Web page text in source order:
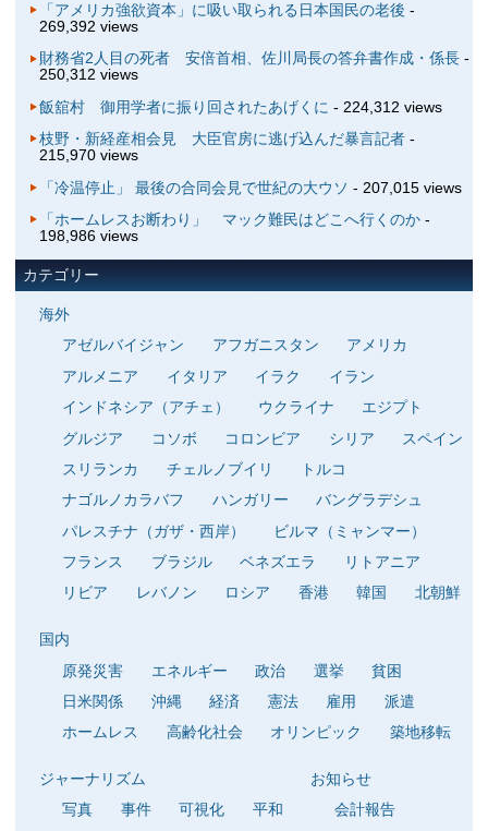
「アメリカ強欲資本」に吸い取られる日本国民の老後 -
269,392 views
財務省2人目の死者 安倍首相、佐川局長の答弁書作成・係長-
250,312 views
飯舘村 御用学者に振り回されたあげくに - 224,312 views
枝野・新経産相会見 大臣官房に逃げ込んだ暴言記者-
215,970 views
「冷温停止」 最後の合同会見で世紀の大ウソ - 207,015 views
「ホームレスお断わり」 マック難民はどこへ行くのか-
198,986 views
カテゴリー
海外
アゼルバイジャン
アフガニスタン
アメリカ
アルメニア
イタリア イラク
イラン
インドネシア（アチェ）
ウクライナ
エジプト
グルジア
コソボ コロンビア シリア
スペイン
スリランカ
チェルノブイリ
トルコ
ナゴルノカラバフ
ハンガリー
バングラデシュ
パレスチナ（ガザ・西岸）
ビルマ（ミャンマー）
フランス
ブラジル ベネズエラ
リトアニア
リビア
レバノン ロシア 香港 韓国 北朝鮮
国内
原発災害
エネルギー 政治 選挙
貧困
日米関係
沖縄 経済 憲法 雇用
派遣
ホームレス
高齢化社会 オリンピック 築地移転
ジャーナリズム
写真
事件 可視化 平和
お知らせ
会計報告